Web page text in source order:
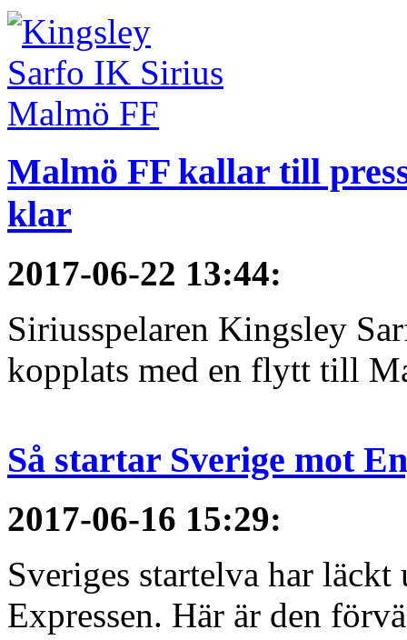
Malmö FF kallar till
klar
2017-06-22 13:44:
Siriusspelaren Kingsley
kopplats med en flytt till
Så startar Sverige mot
2017-06-16 15:29:
Sveriges startelva har
Expressen. Här är den